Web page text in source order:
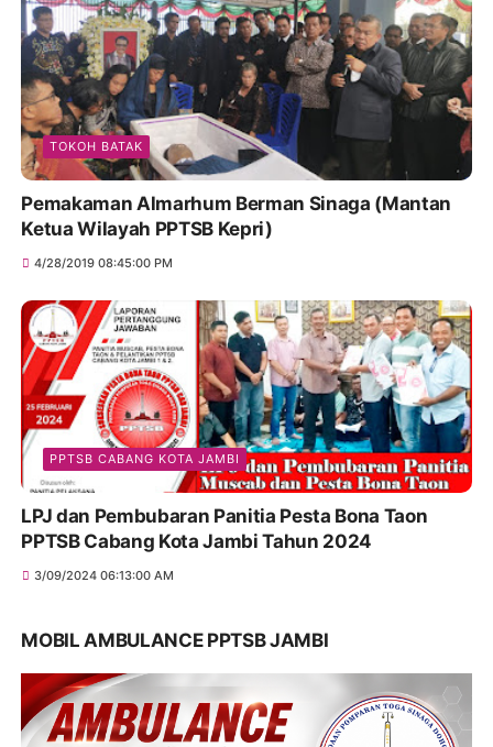
TOKOH BATAK
Pemakaman Almarhum Berman Sinaga (Mantan
Ketua Wilayah PPTSB Kepri)
4/28/2019 08:45:00 PM
PPTSB CABANG KOTA JAMBI
LPJ dan Pembubaran Panitia Pesta Bona Taon
PPTSB Cabang Kota Jambi Tahun 2024
3/09/2024 06:13:00 AM
MOBIL AMBULANCE PPTSB JAMBI